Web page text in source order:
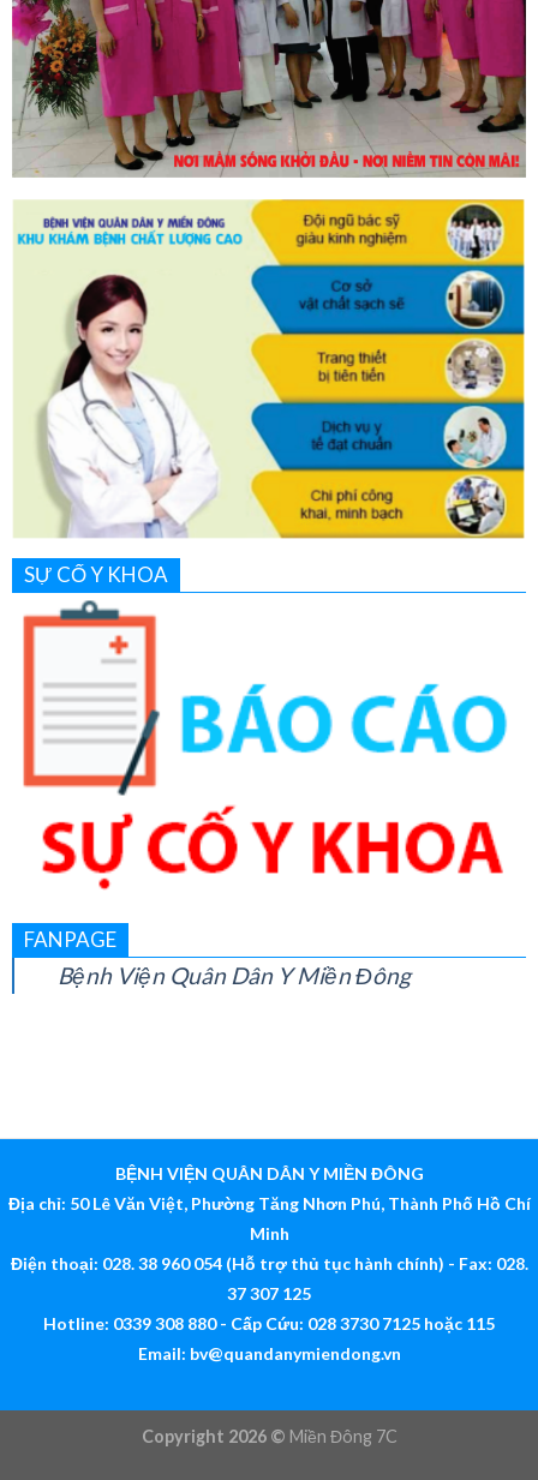
SỰ CỐ Y KHOA
Bệnh Viện Quân Dân Y Miền Đông
BỆNH VIỆN QUÂN DÂN Y MIỀN ĐÔNG
Địa chỉ: 50 Lê Văn Việt, Phường Tăng Nhơn Phú, Thành Phố Hồ Chí